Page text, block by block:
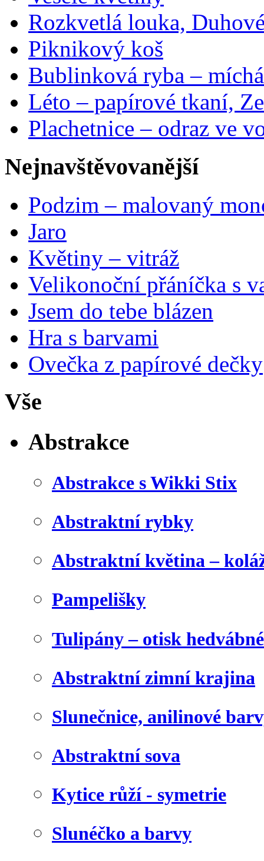
Rozkvetlá louka,
Piknikový koš
Bublinková ryba –
Léto – papírové tkaní,
Plachetnice – odraz ve
Nejnavštěvovanější
Podzim – malovaný
Jaro
Květiny – vitráž
Velikonoční přáníčka s
Jsem do tebe blázen
Hra s barvami
Ovečka z papírové dečky
Vše
Abstrakce
Abstrakce s Wikki Stix
Abstraktní rybky
Abstraktní květina –
Pampelišky
Tulipány – otisk
Abstraktní zimní krajina
Slunečnice, anilinové
Abstraktní sova
Kytice růží - symetrie
Slunéčko a barvy